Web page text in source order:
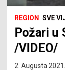
REGION SVE
Požari u
/VIDEO/
2. Augusta 2021.